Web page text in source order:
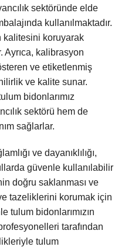
sektöründe elde
kullanılmaktadır.
kalitesini koruyarak
Ayrıca, kalibrasyon
ve etiketlenmiş
ve kalite sunar.
bidonlarımız
sektörü hem de
sağlarlar.
ve dayanıklılığı,
güvenle kullanılabilir
doğru saklanması ve
tazeliklerini korumak için
tulum bidonlarımızın
tarafından
tulum